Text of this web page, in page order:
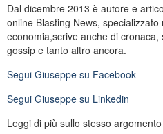
Dal dicembre 2013 è autore e
online Blasting News,
economia,scrive anche di
gossip e tanto altro ancora.
Segui Giuseppe su Facebook
Segui Giuseppe su Linkedin
Leggi di più sullo stesso